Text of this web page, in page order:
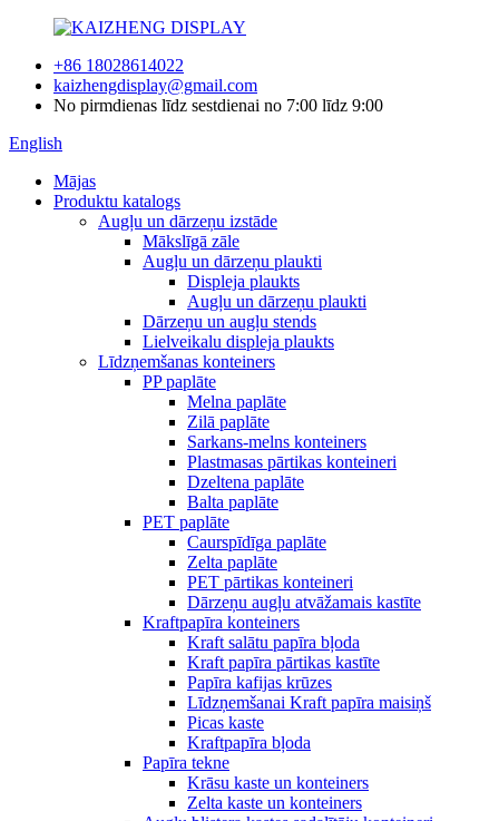
+86 18028614022
kaizhengdisplay@gmail.com
No pirmdienas līdz sestdienai no 7:00 līdz 9:00
English
Mājas
Produktu katalogs
Augļu un dārzeņu izstāde
Mākslīgā zāle
Augļu un dārzeņu plaukti
Displeja plaukts
Augļu un dārzeņu plaukti
Dārzeņu un augļu stends
Lielveikalu displeja plaukts
Līdzņemšanas konteiners
PP paplāte
Melna paplāte
Zilā paplāte
Sarkans-melns konteiners
Plastmasas pārtikas konteineri
Dzeltena paplāte
Balta paplāte
PET paplāte
Caurspīdīga paplāte
Zelta paplāte
PET pārtikas konteineri
Dārzeņu augļu atvāžamais kastīte
Kraftpapīra konteiners
Kraft salātu papīra bļoda
Kraft papīra pārtikas kastīte
Papīra kafijas krūzes
Līdzņemšanai Kraft papīra maisiņš
Picas kaste
Kraftpapīra bļoda
Papīra tekne
Krāsu kaste un konteiners
Zelta kaste un konteiners